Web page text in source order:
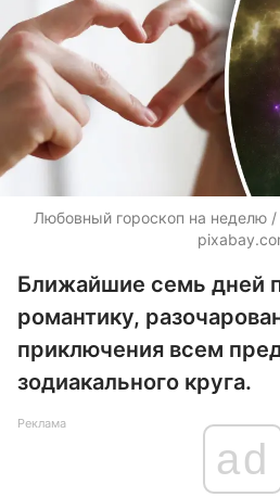
Любовный гороскоп на неделю
Ближайшие семь дней
романтику,
приключения всем
зодиакального круга.
Реклама
ad